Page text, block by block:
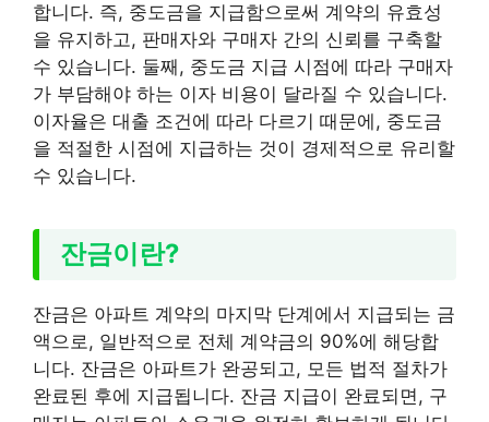
합니다. 즉, 중도금을 지급함으로써 계약의 유효성
을 유지하고, 판매자와 구매자 간의 신뢰를 구축할
수 있습니다. 둘째, 중도금 지급 시점에 따라 구매자
가 부담해야 하는 이자 비용이 달라질 수 있습니다.
이자율은 대출 조건에 따라 다르기 때문에, 중도금
을 적절한 시점에 지급하는 것이 경제적으로 유리할
수 있습니다.
잔금이란?
잔금은 아파트 계약의 마지막 단계에서 지급되는 금
액으로, 일반적으로 전체 계약금의 90%에 해당합
니다. 잔금은 아파트가 완공되고, 모든 법적 절차가
완료된 후에 지급됩니다. 잔금 지급이 완료되면, 구